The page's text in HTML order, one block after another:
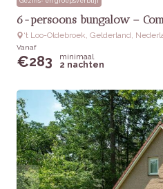
6-persoons bungalow –
‘t Loo-Oldebroek, Gelderland,
Vanaf
€283
minimaal
2 nachten